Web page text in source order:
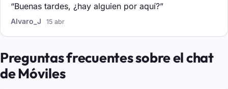
“Buenas tardes, ¿hay alguien por aquí?”
Alvaro_J 15 abr
Preguntas frecuentes sobre el chat
de Móviles